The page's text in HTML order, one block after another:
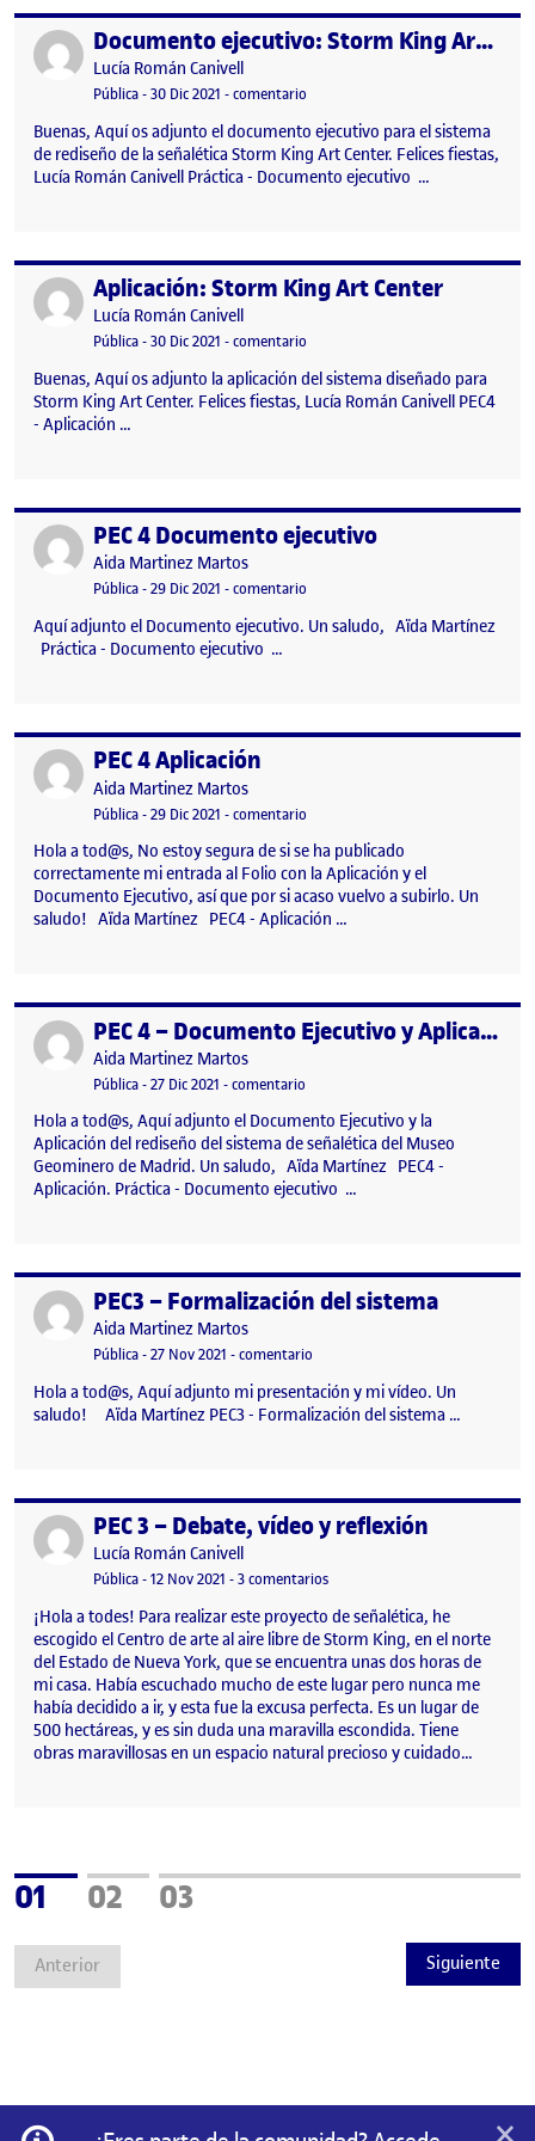
Publicado por Documento ejecutivo: Storm King Art Center
Publicado por
Lucía Román Canivell
Visibilidad:
Pública-Fecha de publicación
30 Dic 2021 -comentario
Buenas, Aquí os adjunto el documento ejecutivo para el sistema
de rediseño de la señalética Storm King Art Center. Felices fiestas,
Lucía Román Canivell Práctica - Documento ejecutivo …
Publicado porAplicación: Storm King Art Center
Publicado por
Lucía Román Canivell
Visibilidad:
Pública-Fecha de publicación
30 Dic 2021 30 diciembre, 2021 2:22 pm
-comentario
Buenas, Aquí os adjunto la aplicación del sistema diseñado para
Storm King Art Center. Felices fiestas, Lucía Román Canivell PEC4
- Aplicación …
Publicado porPEC 4 Documento ejecutivo
Publicado por
Aida Martinez Martos
Visibilidad:
Pública-Fecha de publicación
29 Dic 2021 -comentario
Aquí adjunto el Documento ejecutivo. Un saludo, Aïda Martínez
Práctica - Documento ejecutivo …
Publicado porPEC 4 Aplicación
Publicado por
Aida Martinez Martos
Visibilidad:
Pública-Fecha de publicación
29 Dic 2021 29 diciembre, 2021 4:27 pm
-comentario
Hola a tod@s, No estoy segura de si se ha publicado
correctamente mi entrada al Folio con la Aplicación y el
Documento Ejecutivo, así que por si acaso vuelvo a subirlo. Un
saludo! Aïda Martínez PEC4 - Aplicación …
Publicado por PEC 4 – Documento Ejecutivo y Aplicación
Publicado por
Aida Martinez Martos
Visibilidad:
Pública-Fecha de publicación
27 Dic 2021 -comentario
Hola a tod@s, Aquí adjunto el Documento Ejecutivo y la
Aplicación del rediseño del sistema de señalética del Museo
Geominero de Madrid. Un saludo, Aïda Martínez PEC4 -
Aplicación. Práctica - Documento ejecutivo …
Publicado porPEC3 – Formalización del sistema
Publicado por
Aida Martinez Martos
Visibilidad:
Pública-Fecha de publicación
27 Nov 2021 -comentario
Hola a tod@s, Aquí adjunto mi presentación y mi vídeo. Un
saludo! Aïda Martínez PEC3 - Formalización del sistema …
Publicado porPEC 3 – Debate, vídeo y reflexión
Publicado por
Lucía Román Canivell
Visibilidad:
Pública-Fecha de publicación
12 Nov 2021 12 noviembre, 2021 11:11 pm
-3 comentariosen PEC 3 – Debate, vídeo y
¡Hola a todes! Para realizar este proyecto de señalética, he
escogido el Centro de arte al aire libre de Storm King, en el norte
del Estado de Nueva York, que se encuentra unas dos horas de
mi casa. Había escuchado mucho de este lugar pero nunca me
había decidido a ir, y esta fue la excusa perfecta. Es un lugar de
500 hectáreas, y es sin duda una maravilla escondida. Tiene
obras maravillosas en un espacio natural precioso y cuidado…
Anterior
Página
01 Página
02 Página
03
Siguiente
Información